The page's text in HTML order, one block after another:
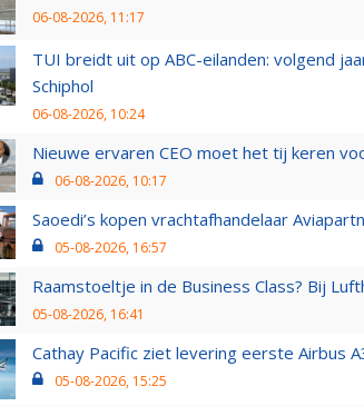
06-08-2026, 11:17
TUI breidt uit op ABC-eilanden: volgend
Schiphol
06-08-2026, 10:24
Nieuwe ervaren CEO moet het tij keren
06-08-2026, 10:17
Saoedi’s kopen vrachtafhandelaar
05-08-2026, 16:57
Raamstoeltje in de Business Class? Bij
05-08-2026, 16:41
Cathay Pacific ziet levering eerste Airbus
05-08-2026, 15:25